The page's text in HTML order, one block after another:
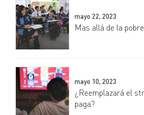
mayo 22, 2023
Mas allá de la
mayo 10, 2023
¿Reemplazará el
paga?